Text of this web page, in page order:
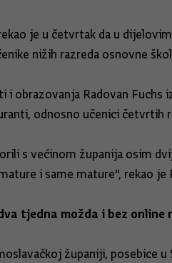
je u četvrtak da u
nižih razreda osnovne
i obrazovanja Radovan
odnosno učenici četvrtih
s većinom županija osim
i same mature", rekao je
tjedna možda i bez online
županiji,